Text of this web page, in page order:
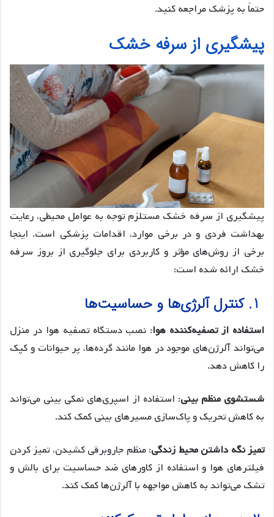
حتماً به پزشک مراجعه کنید.
پیشگیری از سرفه خشک
پیشگیری از سرفه خشک مستلزم توجه به عوامل محیطی، رعایت
بهداشت فردی و در برخی موارد، اقدامات پزشکی است. اینجا
برخی از روش‌های مؤثر و کاربردی برای جلوگیری از بروز سرفه
خشک ارائه شده است:
استفاده از تصفیه‌کننده هوا: نصب دستگاه تصفیه هوا در منزل
می‌تواند آلرژن‌های موجود در هوا مانند گرده‌ها، پر حیوانات و کپک
را کاهش دهد.
شستشوی منظم بینی: استفاده از اسپری‌های نمکی بینی می‌تواند
به کاهش تحریک و پاک‌سازی مسیرهای بینی کمک کند.
تمیز نگه داشتن محیط زندگی: منظم جاروبرقی کشیدن، تمیز کردن
فیلترهای هوا و استفاده از کاورهای ضد حساسیت برای بالش و
تشک می‌تواند به کاهش مواجهه با آلرژن‌ها کمک کند.